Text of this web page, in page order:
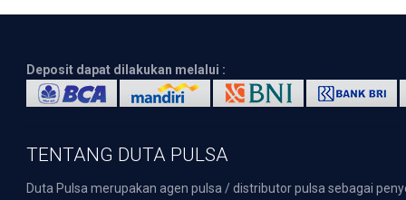
Deposit dapat dilakukan melalui :
TENTANG DUTA PULSA
Duta Pulsa merupakan agen pulsa / distributor pulsa sebagai